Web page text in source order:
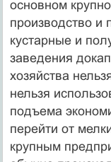
основном
производство и
кустарные и
заведения
хозяйства
нельзя
подъема
перейти от
крупным